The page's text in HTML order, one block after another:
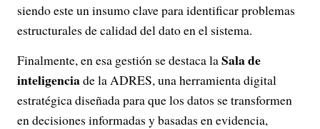
siendo este un insumo clave para identificar problemas
estructurales de calidad del dato en el sistema.
Finalmente, en esa gestión se destaca laSala de
inteligenciade la ADRES, una herramienta digital
estratégica diseñada para que los datos se transformen
en decisiones informadas y basadas en evidencia,